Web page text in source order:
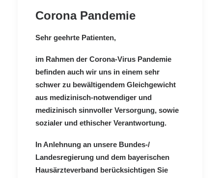
Corona Pandemie
Sehr geehrte Patienten,
im Rahmen der Corona-Virus Pandemie
befinden auch wir uns in einem sehr
schwer zu bewältigendem Gleichgewicht
aus medizinisch-notwendiger und
medizinisch sinnvoller Versorgung, sowie
sozialer und ethischer Verantwortung.
In Anlehnung an unsere Bundes-/
Landesregierung und dem bayerischen
Hausärzteverband berücksichtigen Sie